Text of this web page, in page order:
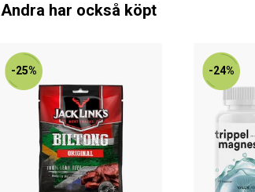
Andra har också köpt
-25% -24%